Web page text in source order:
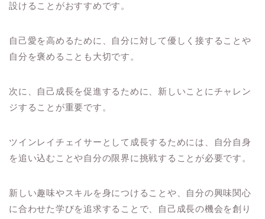
設けることがおすすめです。
自己愛を高めるために、自分に対して優しく接することや
自分を褒めることも大切です。
次に、自己成長を促進するために、新しいことにチャレン
ジすることが重要です。
ツインレイチェイサーとして成長するためには、自分自身
を追い込むことや自分の限界に挑戦することが必要です。
新しい趣味やスキルを身につけることや、自分の興味関心
に合わせた学びを追求することで、自己成長の機会を創り